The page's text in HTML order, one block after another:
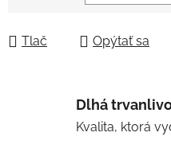
Jednotková cena:
Tlač Opýtať sa
Dlhá
Kvalita, ktorá